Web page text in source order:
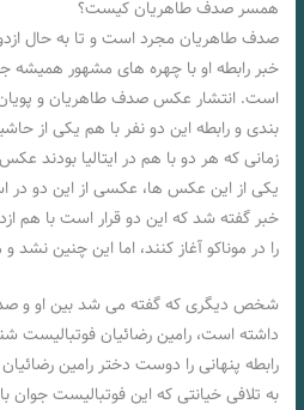
همسر صدف طاهریان کیست؟
صدف طاهریان مجرد است و تا به حال
خبر رابطه او با چهره های مشهور همیشه
است. انتشار عکس صدف طاهریان و
بندی و رابطه این دو نفر با هم یکی از
زمانی که هر دو با هم در ایتالیا بودند
یکی از این عکس ها، عکسی از این دو در
خبر گفته شد که این دو قرار است با هم
را در موناکو آغاز کنند، اما این چنین
شخص دیگری که گفته می شد بین او و
داشته است، رامین رضائیان فوتبالیست
رابطه پنهانی را دوست دختر رامین
به تلافی خیانتی که این فوتبالیست جوان